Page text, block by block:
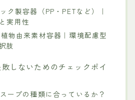
ク製容器（PP・PETなど）｜
実用性
物由来素材容器｜環境配慮型
肢
しないためのチェックポイ
ープの種類に合っているか？